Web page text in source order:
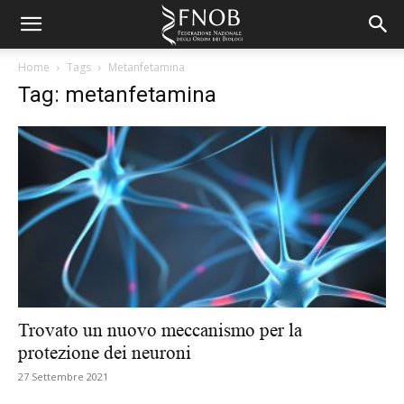
Home Tags Metanfetamina
Tag: metanfetamina
Trovato un nuovo meccanismo per la
protezione dei neuroni
27 Settembre 2021